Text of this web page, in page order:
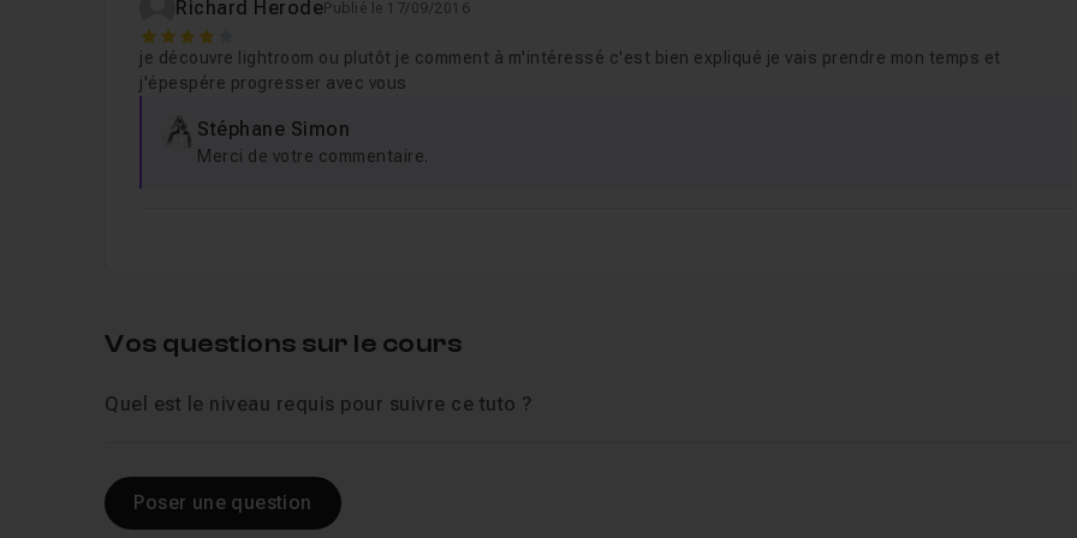
Richard HerodePublié le 17/09/2016
4
je découvre lightroom ou plutôt je comment à m'intéressé c'est bien expliqué je vais prendre mon temps et
j'épespére progresser avec vous
Stéphane Simon
Merci de votre commentaire.
Vos questions sur le cours
Quel est le niveau requis pour suivre ce tuto ?
Poser une question